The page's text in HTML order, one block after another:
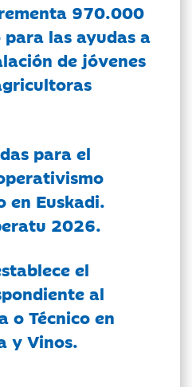
970.000
las ayudas a
de jóvenes
para el
en Euskadi.
2026.
el
al
o Técnico en
y Vinos.